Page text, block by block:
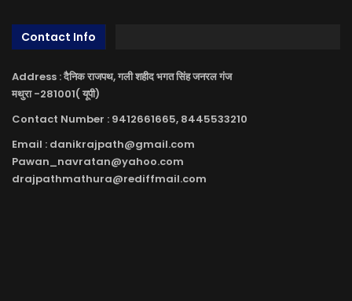
Contact Info
Address : दैनिक राजपथ, गली शहीद भगत सिंह जनरल गंज
मथुरा -281001( यूपी)
Contact Number : 9412661665, 8445533210
Email : danikrajpath@gmail.com
Pawan_navratan@yahoo.com
drajpathmathura@rediffmail.com